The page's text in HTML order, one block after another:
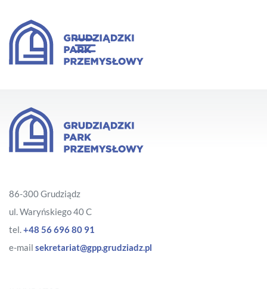
86-300 Grudziądz
ul. Waryńskiego 40 C
tel.+48 56 696 80 91
e-mail sekretariat@gpp.grudziadz.pl